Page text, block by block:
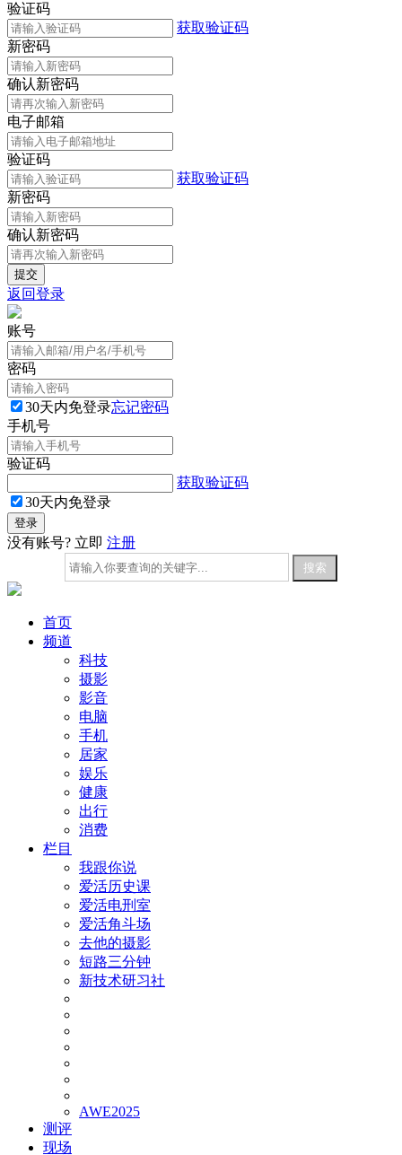
验证码
获取验证码
新密码
确认新密码
电子邮箱
验证码
获取验证码
新密码
确认新密码
返回登录
账号
密码
30天内免登录忘记密码
手机号
验证码
获取验证码
30天内免登录
没有账号? 立即 注册
首页
频道
科技
摄影
影音
电脑
手机
居家
娱乐
健康
出行
消费
栏目
我跟你说
爱活历史课
爱活电刑室
爱活角斗场
去他的摄影
短路三分钟
新技术研习社
AWE2025
测评
现场